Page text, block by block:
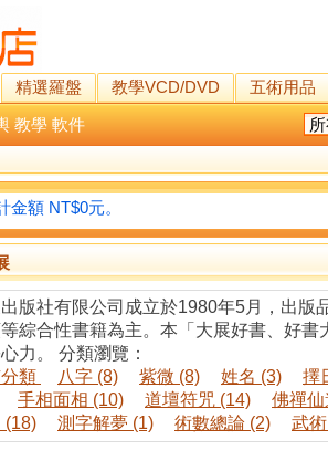
精選羅盤 教學VCD/DVD 五術用品
教學 軟件
額 NT$0元。
版社有限公司成立於1980年5月，出版
綜合性書籍為主。本「大展好書、好
力。 分類瀏覽：
類
八字 (8) 紫微 (8) 姓名 (3) 擇
手相面相 (10)
道壇符咒 (14) 佛禪
(18)
測字解夢 (1) 術數總論 (2) 武